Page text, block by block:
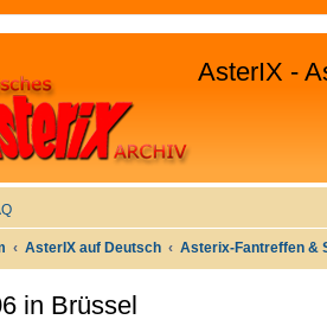
AsterIX -
AsterIX auf Deutsch Asterix-Fantreffen &
in Brüssel